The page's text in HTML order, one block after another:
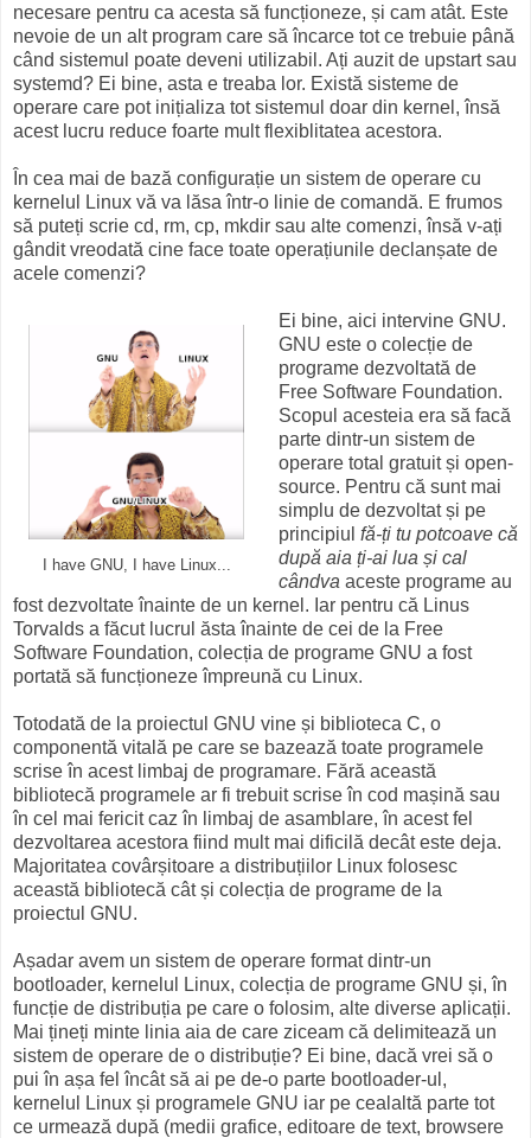
necesare pentru ca acesta să funcționeze, și cam atât. Este
nevoie de un alt program care să încarce tot ce trebuie până
când sistemul poate deveni utilizabil. Ați auzit de upstart sau
systemd? Ei bine, asta e treaba lor. Există sisteme de
operare care pot inițializa tot sistemul doar din kernel, însă
acest lucru reduce foarte mult flexiblitatea acestora.
În cea mai de bază configurație un sistem de operare cu
kernelul Linux vă va lăsa într-o linie de comandă. E frumos
să puteți scrie cd, rm, cp, mkdir sau alte comenzi, însă v-ați
gândit vreodată cine face toate operațiunile declanșate de
acele comenzi?
I have GNU, I have Linux...
Ei bine, aici intervine GNU.
GNU este o colecție de
programe dezvoltată de
Free Software Foundation.
Scopul acesteia era să facă
parte dintr-un sistem de
operare total gratuit și open-
source. Pentru că sunt mai
simplu de dezvoltat și pe
principiul fă-ți tu potcoave că
după aia ți-ai lua și cal
cândva aceste programe au
fost dezvoltate înainte de un kernel. Iar pentru că Linus
Torvalds a făcut lucrul ăsta înainte de cei de la Free
Software Foundation, colecția de programe GNU a fost
portată să funcționeze împreună cu Linux.
Totodată de la proiectul GNU vine și biblioteca C, o
componentă vitală pe care se bazează toate programele
scrise în acest limbaj de programare. Fără această
bibliotecă programele ar fi trebuit scrise în cod mașină sau
în cel mai fericit caz în limbaj de asamblare, în acest fel
dezvoltarea acestora fiind mult mai dificilă decât este deja.
Majoritatea covârșitoare a distribuțiilor Linux folosesc
această bibliotecă cât și colecția de programe de la
proiectul GNU.
Așadar avem un sistem de operare format dintr-un
bootloader, kernelul Linux, colecția de programe GNU și, în
funcție de distribuția pe care o folosim, alte diverse aplicații.
Mai țineți minte linia aia de care ziceam că delimitează un
sistem de operare de o distribuție? Ei bine, dacă vrei să o
pui în așa fel încât să ai pe de-o parte bootloader-ul,
kernelul Linux și programele GNU iar pe cealaltă parte tot
ce urmează după (medii grafice, editoare de text, browsere